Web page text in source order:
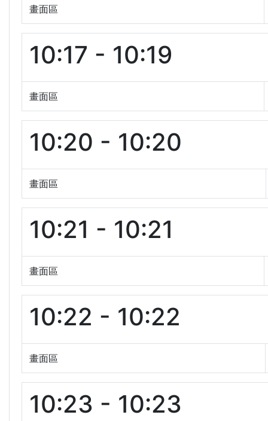
畫面區
10:17 - 10:19
畫面區
10:20 - 10:20
畫面區
10:21 - 10:21
畫面區
10:22 - 10:22
畫面區
10:23 - 10:23